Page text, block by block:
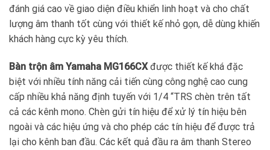
đánh giá cao về giao diện điều khiển linh hoạt và cho chất
lượng âm thanh tốt cùng với thiết kế nhỏ gọn, dễ dùng khiến
khách hàng cực kỳ yêu thích.
Bàn trộn âm Yamaha MG166CXđược thiết kế khá đặc
biệt với nhiều tính năng cải tiến cùng công nghệ cao cung
cấp nhiều khả năng định tuyến với 1/4 “TRS chèn trên tất
cả các kênh mono. Chèn gửi tín hiệu để xử lý tín hiệu bên
ngoài và các hiệu ứng và cho phép các tín hiệu để được trả
lại cho kênh ban đầu. Các kết quả đầu ra âm thanh Stereo